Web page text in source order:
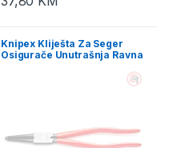
Knipex Kliješta Za Seger
Osigurače Unutrašnja Ravna